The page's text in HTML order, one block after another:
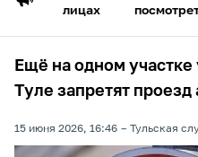
лицах
Ещё на одном
Туле запретят проезд
15 июня 2026, 16:46 Тульская